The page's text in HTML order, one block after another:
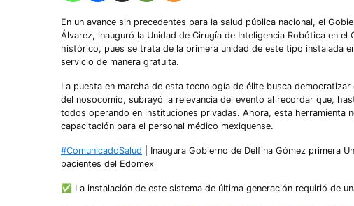
En un avance sin precedentes para la salud pública nacional, el
Álvarez, inauguró la Unidad de Cirugía de Inteligencia Robótica en
histórico, pues se trata de la primera unidad de este tipo instalada
servicio de manera gratuita.
La puesta en marcha de esta tecnología de élite busca
del nosocomio, subrayó la relevancia del evento al recordar que,
todos operando en instituciones privadas. Ahora, esta herramienta
capacitación para el personal médico mexiquense.
#ComunicadoSalud | Inaugura Gobierno de Delfina Gómez primera
pacientes del Edomex
✅ La instalación de este sistema de última generación requirió de